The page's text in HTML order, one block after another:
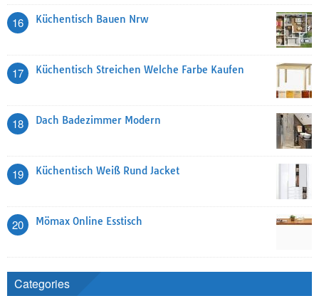
16 Küchentisch Bauen Nrw
17 Küchentisch Streichen Welche Farbe Kaufen
18 Dach Badezimmer Modern
19 Küchentisch Weiß Rund Jacket
20 Mömax Online Esstisch
Categories